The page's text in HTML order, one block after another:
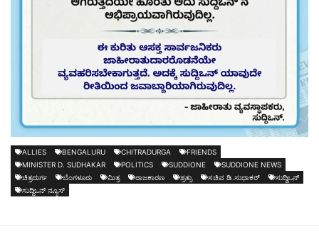
ALLIES BENGALURU CHITRADURGA
FRIENDS
MINISTER D. SUDHAKAR
POLITICS SUDDIONE
SUDDIONE NEWS
ಚಿತ್ರದುರ್ಗ
ಬೆಂಗಳೂರು ಮಿತ್ರ ರಾಜಕಾರಣ ಶ್ರತ್ರು ಸಚಿವ ಡಿ.ಸುಧಾಕರ್
ಸುದ್ದಿಒನ್
ಸುದ್ದಿಒನ್ ನ್ಯೂಸ್